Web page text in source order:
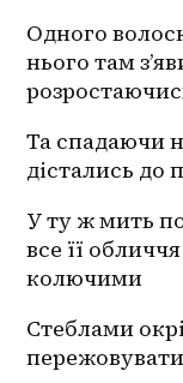
Одного
нього там
Та спадаючи
дістались до
У ту ж мить
все її
колючими
Стеблами
пережовувати